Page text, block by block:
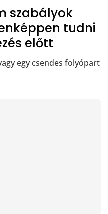
szabályok
tudni
előtt
egy csendes folyópart